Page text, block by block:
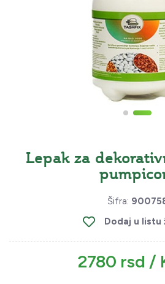
Lepak za
Šifra:
Dodaj u listu
2780 rsd /